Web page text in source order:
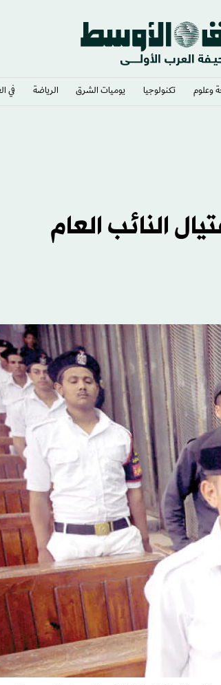
وعلوم تكنولوجيا يوميات الشرق​ الرياضة في
اغتيال النائب العام